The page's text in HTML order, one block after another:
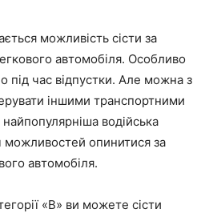
можливість сісти за
автомобіля. Особливо
під час відпустки. Але можна з
іншими транспортними
водійська
можливостей опинитися за
автомобіля.
«В» ви можете сісти